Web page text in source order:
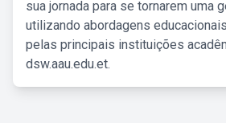
sua jornada para se tornarem uma
utilizando abordagens
pelas principais instituições
dsw.aau.edu.et.